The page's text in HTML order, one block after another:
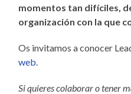
momentos tan difíciles,
organización con la que
Os invitamos a conocer
web
Si quieres colaborar o tener